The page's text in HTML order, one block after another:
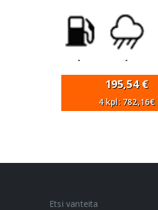
- -
195,54€
4 kpl: 782,16€
Etsi vanteita